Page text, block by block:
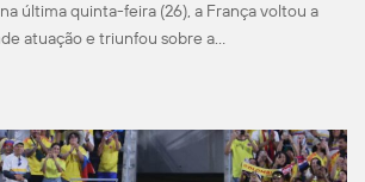
última quinta-feira (26), a França voltou a
atuação e triunfou sobre a…